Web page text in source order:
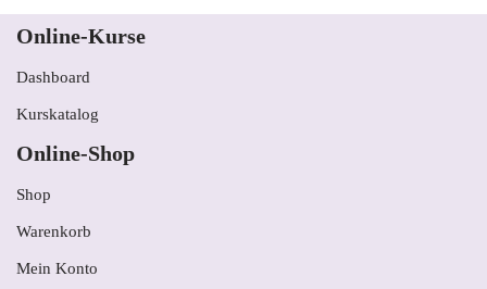
Online-Kurse
Dashboard
Kurskatalog
Online-Shop
Shop
Warenkorb
Mein Konto